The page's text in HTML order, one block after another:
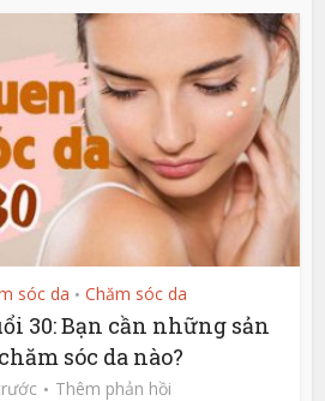
sóc da • Chăm sóc da
30: Bạn cần những sản
sóc da nào?
Thêm phản hồi